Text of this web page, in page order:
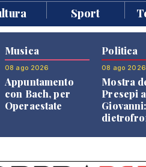
Sport
Musica
08 ago 2026
Appuntamento
con Bach, per
Operaestate
Politica
08 ago 2026
Mostra
Presepi
Giovanni: